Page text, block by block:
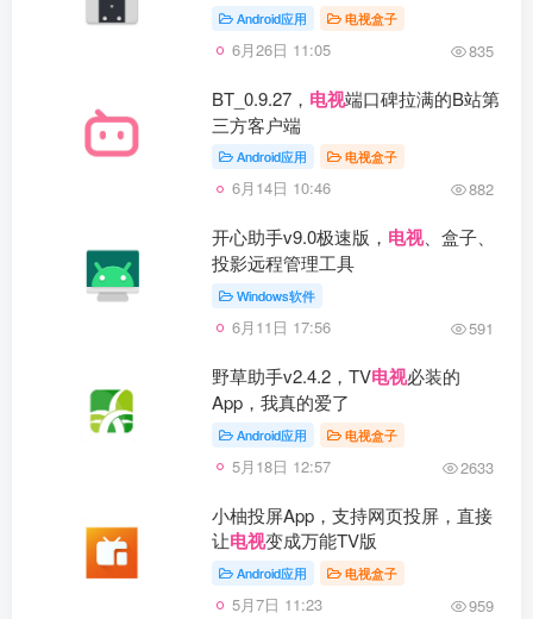
Android应用 电视盒子
6月26日 11:05 835
BT_0.9.27， 电视端口碑拉满的B站第
三方客户端
Android应用 电视盒子
6月14日 10:46 882
开心助手v9.0极速版， 电视、盒子、
投影远程管理工具
Windows软件
6月11日 17:56 591
野草助手v2.4.2，TV电视必装的
App，我真的爱了
Android应用 电视盒子
5月18日 12:57 2633
小柚投屏App，支持网页投屏，直接
让电视变成万能TV版
Android应用 电视盒子
5月7日 11:23 959